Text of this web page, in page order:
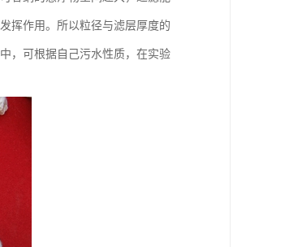
挥作用。所以粒径与滤层厚度的
，可根据自己污水性质，在实验